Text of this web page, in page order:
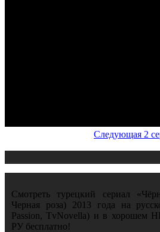
Следующая 2
Смотреть турецкий сериал
Черная роза) 2013 года на
Passion, TvNovella) и в хорошем
РУ бесплатно!